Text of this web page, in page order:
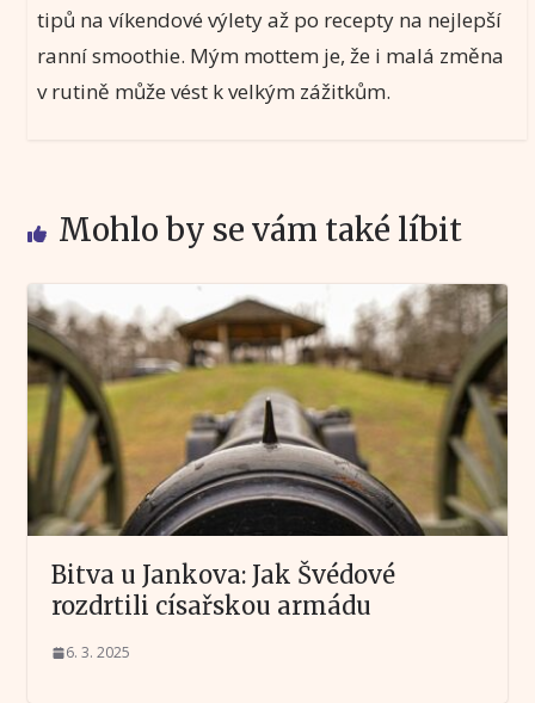
tipů na víkendové výlety až po recepty na nejlepší
ranní smoothie. Mým mottem je, že i malá změna
v rutině může vést k velkým zážitkům.
Mohlo by se vám také líbit
Bitva u Jankova: Jak Švédové
rozdrtili císařskou armádu
6. 3. 2025